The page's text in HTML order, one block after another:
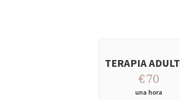
TERAPIA
€70
una hora